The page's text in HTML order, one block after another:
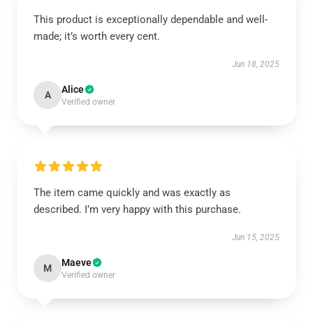
This product is exceptionally dependable and well-
made; it’s worth every cent.
Jun 18, 2025
A Alice
Verified owner
The item came quickly and was exactly as
described. I’m very happy with this purchase.
Jun 15, 2025
M Maeve
Verified owner